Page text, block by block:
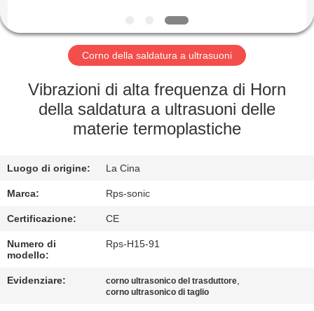
GIRO
FABBRICA
CONTROLLO
QUALITÀ
CONTATTICI
NOTIZIE
Corno della saldatura a ultrasuoni
Vibrazioni di alta frequenza di Horn
della saldatura a ultrasuoni delle
materie termoplastiche
Luogo di origine: La Cina
Marca: Rps-sonic
Certificazione: CE
Numero di
modello:
Rps-H15-91
Evidenziare: corno ultrasonico del trasduttore,
corno ultrasonico di taglio